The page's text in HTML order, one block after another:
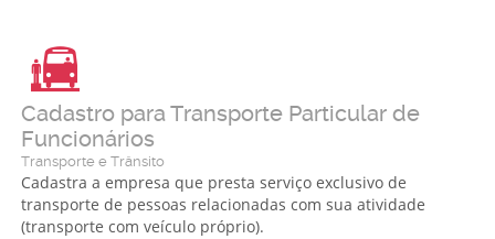
Cadastro para Transporte Particular de
Funcionários
Transporte e Trânsito
Cadastra a empresa que presta serviço exclusivo de
transporte de pessoas relacionadas com sua atividade
(transporte com veículo próprio).